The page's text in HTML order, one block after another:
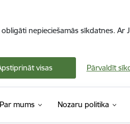
nepieciešamās sīkdatnes.
visas Pārvaldīt
Par mums Nozaru politika